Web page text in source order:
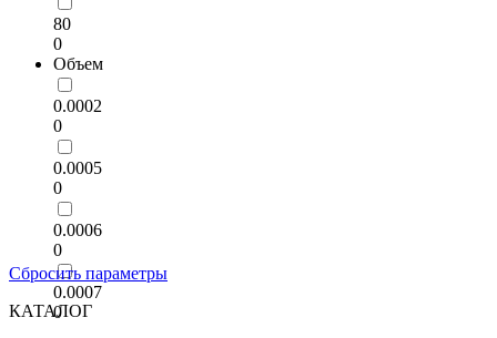
80
0
Объем
0.0002
0
0.0005
0
0.0006
0
0.0007
0
Сбросить параметры
КАТАЛОГ